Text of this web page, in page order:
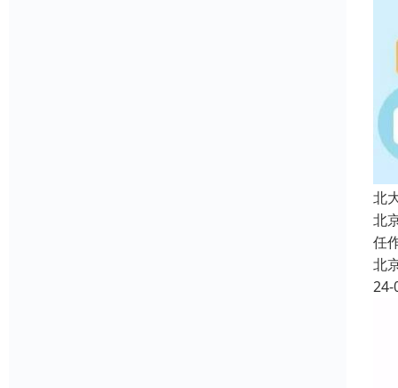
北
北
任
北
24-